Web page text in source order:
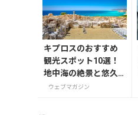
キプロスのおすすめ
観光スポット10選！
地中海の絶景と悠久
の歴史を巡る
ウェブマガジン